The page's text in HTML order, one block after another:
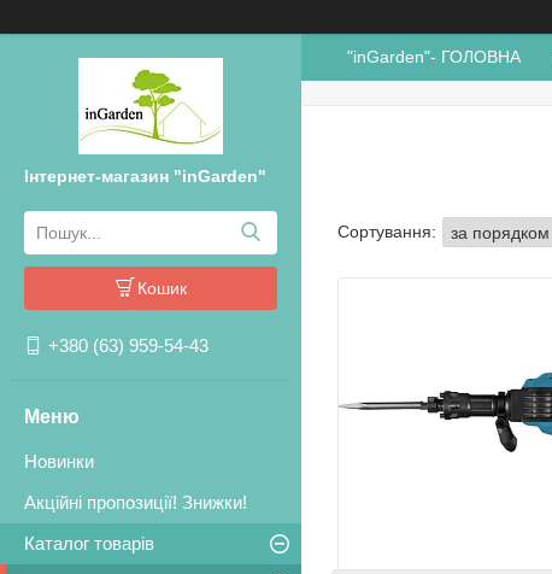
Інтернет-магазин "inGarden"
Кошик
+380 (63) 959-54-43
Новинки
Акційні пропозиції! Знижки!
Каталог товарів
"inGarden"- ГОЛОВНА